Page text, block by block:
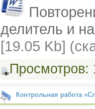
делитель и
[19.05 Kb]
Контрольная работа